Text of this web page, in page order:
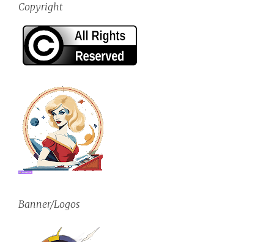
Copyright
Banner/Logos